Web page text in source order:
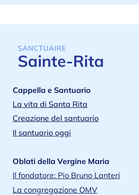
Cappella e Santuario
La vita di Santa Rita
Creazione del santuario
Il santuario oggi
Oblati della Vergine Maria
Il fondatore: Pio Bruno Lanteri
La congregazione OMV